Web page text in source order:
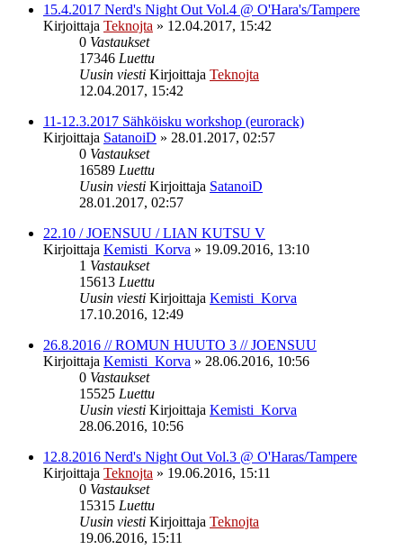
15.4.2017 Nerd's Night Out Vol.4 @ O'Hara's/Tampere
Kirjoittaja Teknojta » 12.04.2017, 15:42
0 Vastaukset
17346 Luettu
Uusin viesti Kirjoittaja Teknojta
12.04.2017, 15:42
11-12.3.2017 Sähköisku workshop (eurorack)
Kirjoittaja SatanoiD » 28.01.2017, 02:57
0 Vastaukset
16589 Luettu
Uusin viesti Kirjoittaja SatanoiD
28.01.2017, 02:57
22.10 / JOENSUU / LIAN KUTSU V
Kirjoittaja Kemisti_Korva » 19.09.2016, 13:10
1 Vastaukset
15613 Luettu
Uusin viesti Kirjoittaja Kemisti_Korva
17.10.2016, 12:49
26.8.2016 // ROMUN HUUTO 3 // JOENSUU
Kirjoittaja Kemisti_Korva » 28.06.2016, 10:56
0 Vastaukset
15525 Luettu
Uusin viesti Kirjoittaja Kemisti_Korva
28.06.2016, 10:56
12.8.2016 Nerd's Night Out Vol.3 @ O'Haras/Tampere
Kirjoittaja Teknojta » 19.06.2016, 15:11
0 Vastaukset
15315 Luettu
Uusin viesti Kirjoittaja Teknojta
19.06.2016, 15:11